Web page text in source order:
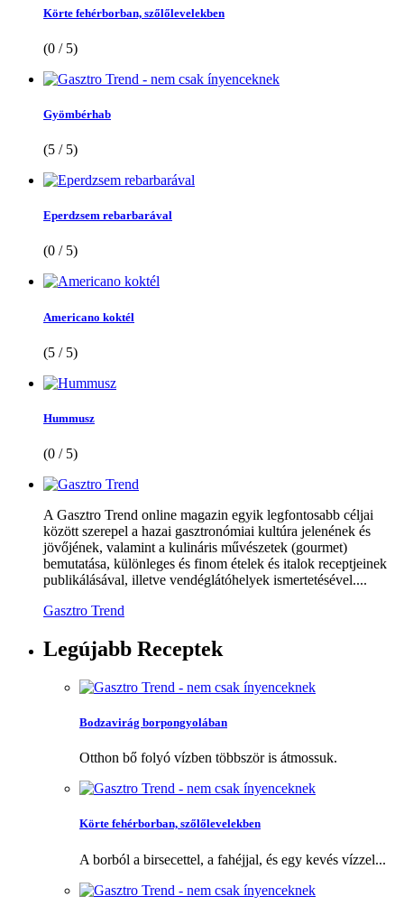
Körte fehérborban, szőlőlevelekben
(0 / 5)
Gyömbérhab
(5 / 5)
Eperdzsem rebarbarával
(0 / 5)
Americano koktél
(5 / 5)
Hummusz
(0 / 5)
A Gasztro Trend online magazin egyik legfontosabb céljai
között szerepel a hazai gasztronómiai kultúra jelenének és
jövőjének, valamint a kulináris művészetek (gourmet)
bemutatása, különleges és finom ételek és italok receptjeinek
publikálásával, illetve vendéglátóhelyek ismertetésével....
Gasztro Trend
Legújabb Receptek
Bodzavirág borpongyolában
Otthon bő folyó vízben többször is átmossuk.
Körte fehérborban, szőlőlevelekben
A borból a birsecettel, a fahéjjal, és egy kevés vízzel...